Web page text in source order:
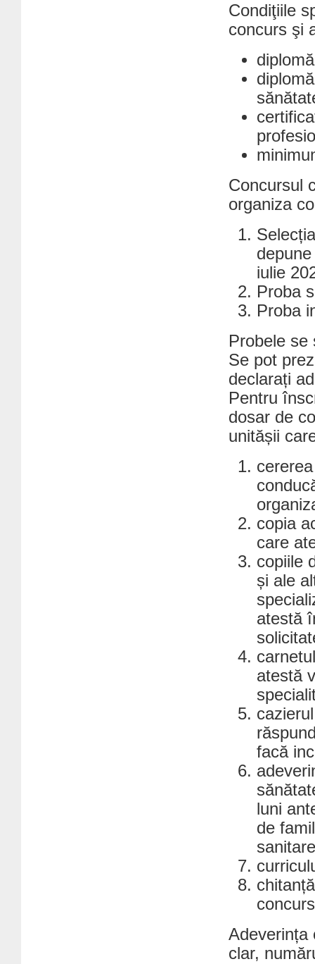
Condiţiile
concurs şi
Concursul
organiza
iulie
Proba
Proba
Probele se
Se pot
declarați
Pentru
dosar de
unitășii
copia
care
copiile
și ale
atestă
atestă
facă
luni
de
Adeverința
clar,